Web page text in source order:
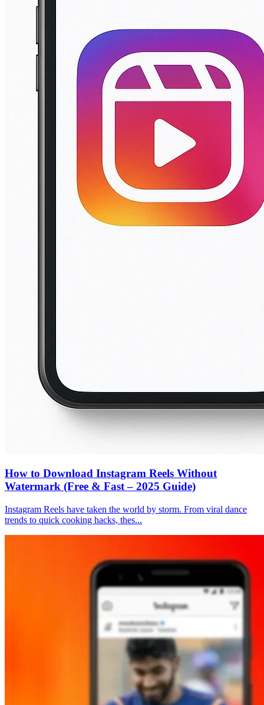
How to Download Instagram Reels Without
Watermark (Free & Fast – 2025 Guide)
Instagram Reels have taken the world by storm. From viral dance
trends to quick cooking hacks, thes...